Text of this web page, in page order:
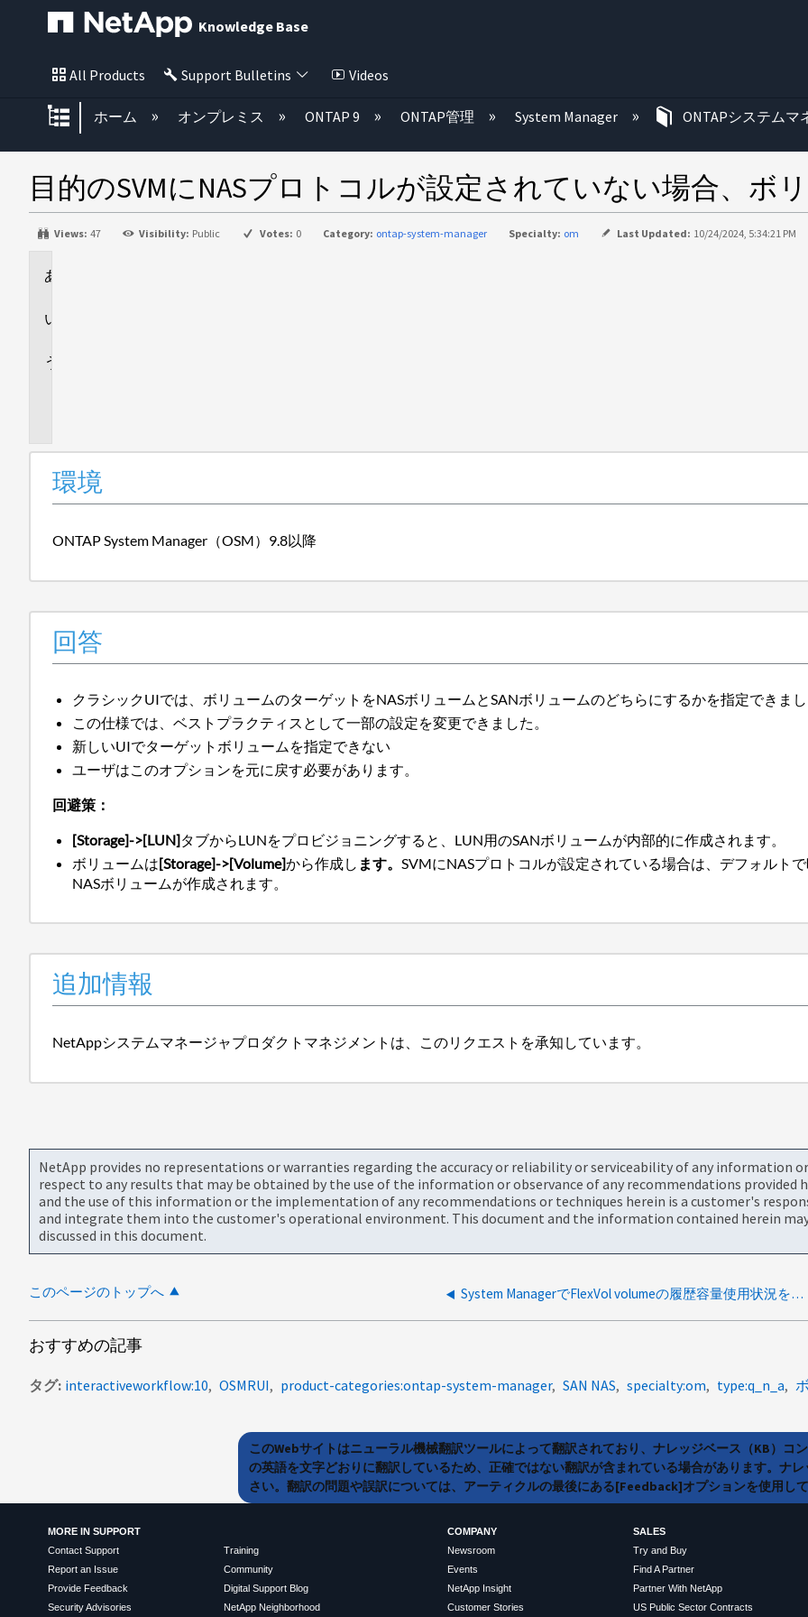
Knowledge Base
All Products Support Bulletins Videos
グローバル階層を展開/折りたたむ
ホーム オンプレミス ONTAP 9 ONTAP管理 System Manager ONTAPシステムマ
目的のSVMにNASプロトコルが設定されていない場合、ボ
Views: 47 Visibility: Public Votes: 0 Category: ontap-system-manager Specialty: om Last Updated: 10/24/2024, 5:34:21 PM
環境
ONTAP System Manager（OSM）9.8以降
回答
クラシックUIでは、ボリュームのターゲットをNASボリュームとSANボリュームのどちらにするかを指定できま
この仕様では、ベストプラクティスとして一部の設定を変更できました。
新しいUIでターゲットボリュームを指定できない
ユーザはこのオプションを元に戻す必要があります。
回避策：
[Storage]->[LUN]タブからLUNをプロビジョニングすると、LUN用のSANボリュームが内部的に作成されます。
ボリュームは[Storage]->[Volume]から作成し ます。 SVMにNASプロトコルが設定されている場合は、デフォルト
NASボリュームが作成されます。
追加情報
NetAppシステムマネージャプロダクトマネジメントは、このリクエストを承知しています。
NetApp provides no representations or warranties regarding the accuracy or reliability or serviceability of any information
respect to any results that may be obtained by the use of the information or observance of any recommendations
and the use of this information or the implementation of any recommendations or techniques herein is a customer's
and integrate them into the customer's operational environment. This document and the information contained herein
discussed in this document.
このページのトップへ System ManagerでFlexVol volumeの履歴容量使用状況を確認できますか？
おすすめの記事
タグ interactiveworkflow:10 OSMRUI product-categories:ontap-system-manager SAN NAS specialty:om type:q_n_a
このWebサイトはニューラル機械翻訳ツールによって翻訳されており、ナレッジベース（KB）
の英語を文字どおりに翻訳しているため、正確ではない翻訳が含まれている場合があります。ナ
さい。翻訳の問題や誤訳については、アーティクルの最後にある[Feedback]オプションを使用し
MORE IN SUPPORT
Contact Support
Report an Issue
Provide Feedback
Security Advisories
Training
Community
Digital Support Blog
NetApp Neighborhood
COMPANY
Newsroom
Events
NetApp Insight
Customer Stories
SALES
Try and Buy
Find A Partner
Partner With NetApp
US Public Sector Contracts